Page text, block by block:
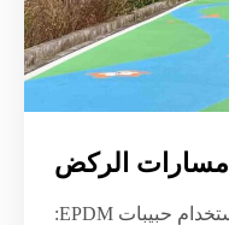
مسارات الركض
إنشاء مسارات ركض آمنة باستخدام حبيبات EPDM: